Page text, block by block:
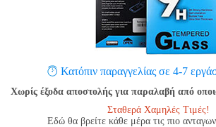
Κατόπιν παραγγελίας σε 4-7
Χωρίς έξοδα αποστολής για παραλαβή από
Σταθερά Χαμηλές Τιμές!
Εδώ θα βρείτε κάθε μέρα τις πιο